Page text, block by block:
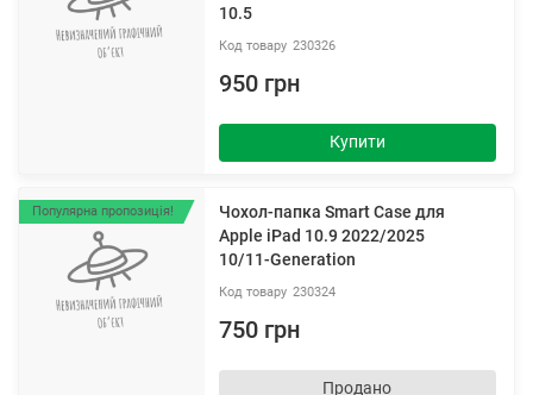
10.5
230326
950 грн
Купити
Популярна пропозиція!
Чохол-папка Smart Case для
Apple iPad 10.9 2022/2025
10/11-Generation
230324
750 грн
Продано